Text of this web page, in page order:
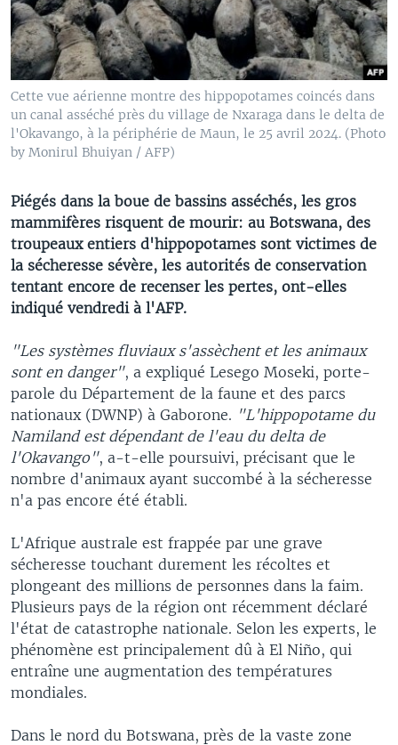
Cette vue aérienne montre des hippopotames coincés dans
un canal asséché près du village de Nxaraga dans le delta de
l'Okavango, à la périphérie de Maun, le 25 avril 2024. (Photo
by Monirul Bhuiyan / AFP)
Piégés dans la boue de bassins asséchés, les gros
mammifères risquent de mourir: au Botswana, des
troupeaux entiers d'hippopotames sont victimes de
la sécheresse sévère, les autorités de conservation
tentant encore de recenser les pertes, ont-elles
indiqué vendredi à l'AFP.
"Les systèmes fluviaux s'assèchent et les animaux
sont en danger", a expliqué Lesego Moseki, porte-
parole du Département de la faune et des parcs
nationaux (DWNP) à Gaborone. "L'hippopotame du
Namiland est dépendant de l'eau du delta de
l'Okavango", a-t-elle poursuivi, précisant que le
nombre d'animaux ayant succombé à la sécheresse
n'a pas encore été établi.
L'Afrique australe est frappée par une grave
sécheresse touchant durement les récoltes et
plongeant des millions de personnes dans la faim.
Plusieurs pays de la région ont récemment déclaré
l'état de catastrophe nationale. Selon les experts, le
phénomène est principalement dû à El Niño, qui
entraîne une augmentation des températures
mondiales.
Dans le nord du Botswana, près de la vaste zone